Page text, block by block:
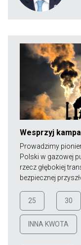
Wesprzyj
Prowadzimy
Polski w gazowej
rzecz głębokiej
bezpiecznej
25 30
INNA KWOTA